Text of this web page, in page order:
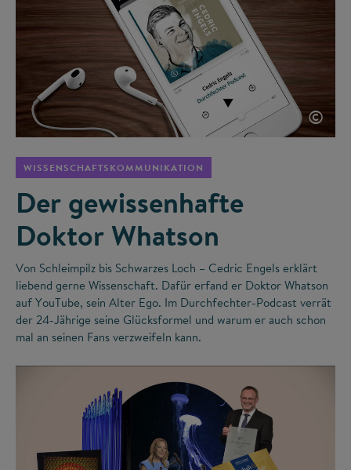
©
WISSENSCHAFTSKOMMUNIKATION
Der gewissenhafte
Doktor Whatson
Von Schleimpilz bis Schwarzes Loch – Cedric Engels erklärt
liebend gerne Wissenschaft. Dafür erfand er Doktor Whatson
auf YouTube, sein Alter Ego. Im Durchfechter-Podcast verrät
der 24-Jährige seine Glücksformel und warum er auch schon
mal an seinen Fans verzweifeln kann.